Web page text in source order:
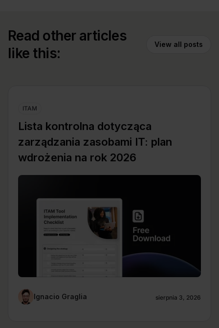
Read other articles
like this:
View all posts
ITAM
Lista kontrolna dotycząca
zarządzania zasobami IT: plan
wdrożenia na rok 2026
Ignacio Graglia sierpnia 3, 2026